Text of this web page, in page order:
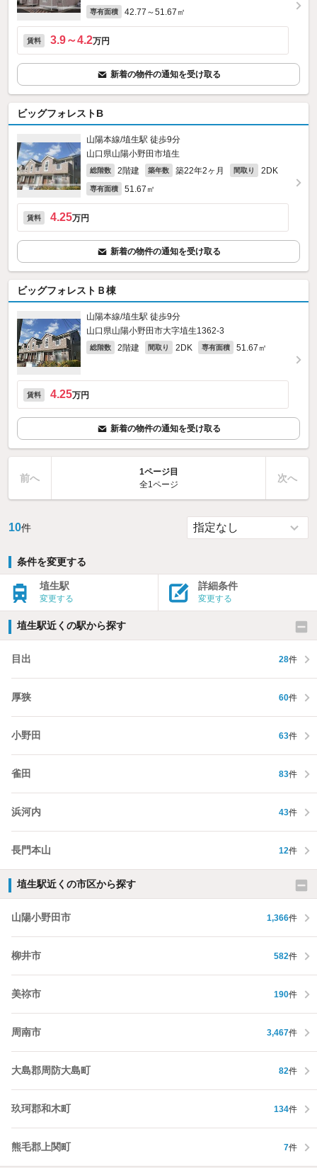
専有面積 42.77～51.67㎡
賃料 3.9～4.2万円
新着の物件の通知を受け取る
ビッグフォレストB
山陽本線/埴生駅 徒歩9分
山口県山陽小野田市埴生
総階数 2階建 築年数 築22年2ヶ月 間取り 2DK
専有面積 51.67㎡
賃料 4.25万円
新着の物件の通知を受け取る
ビッグフォレストＢ棟
山陽本線/埴生駅 徒歩9分
山口県山陽小野田市大字埴生1362‐3
総階数 2階建 間取り 2DK 専有面積 51.67㎡
賃料 4.25万円
新着の物件の通知を受け取る
前へ
1ページ目
全1ページ
次へ
10件
条件を変更する
埴生駅
変更する
詳細条件
変更する
埴生駅近くの駅から探す
目出 28件
厚狭 60件
小野田 63件
雀田 83件
浜河内 43件
長門本山 12件
埴生駅近くの市区から探す
山陽小野田市 1,366件
柳井市 582件
美祢市 190件
周南市 3,467件
大島郡周防大島町 82件
玖珂郡和木町 134件
熊毛郡上関町 7件